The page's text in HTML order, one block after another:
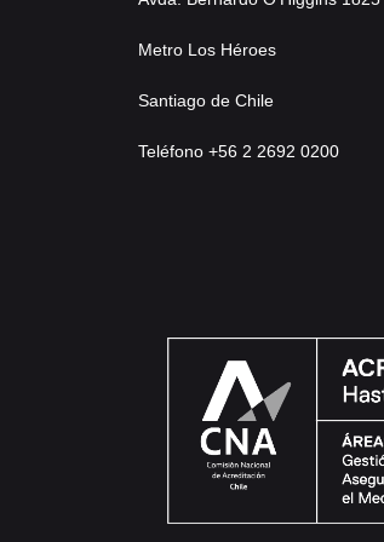
Metro Los Héroes
Santiago de Chile
Teléfono +56 2 2692 0200